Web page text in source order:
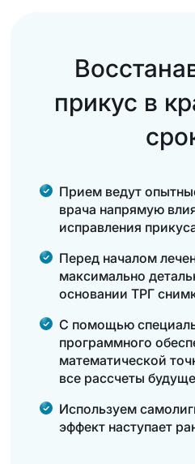
прикус в
Прием ведут
врача напрямую
исправления
Перед началом
максимально
основании ТРГ
С помощью
программного
математической
все рассчеты
Используем
эффект наступает